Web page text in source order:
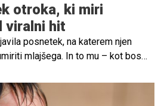
otroka, ki miri
viralni hit
posnetek, na katerem njen
mlajšega. In to mu – kot boste